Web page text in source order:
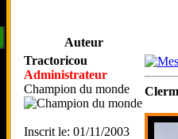
Auteur
Tractoricou
Administrateur
Champion du monde
Inscrit le: 01/11/2003